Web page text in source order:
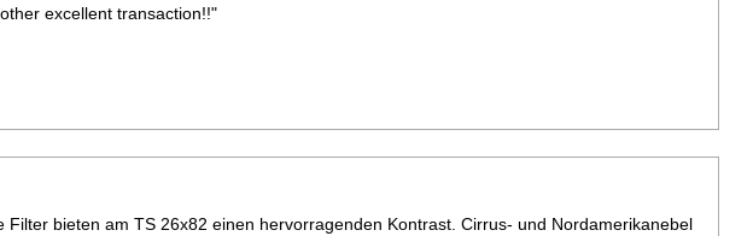
excellent transaction!!"
Filter bieten am TS 26x82 einen hervorragenden Kontrast. Cirrus- und Nordamerikanebel